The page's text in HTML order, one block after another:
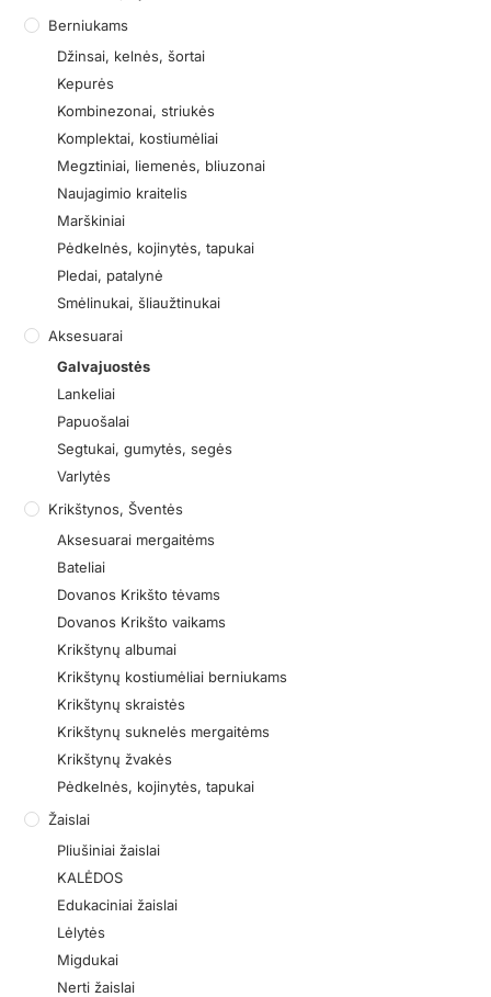
Berniukams
Džinsai, kelnės, šortai
Kepurės
Kombinezonai, striukės
Komplektai, kostiumėliai
Megztiniai, liemenės, bliuzonai
Naujagimio kraitelis
Marškiniai
Pėdkelnės, kojinytės, tapukai
Pledai, patalynė
Smėlinukai, šliaužtinukai
Aksesuarai
Galvajuostės
Lankeliai
Papuošalai
Segtukai, gumytės, segės
Varlytės
Krikštynos, Šventės
Aksesuarai mergaitėms
Bateliai
Dovanos Krikšto tėvams
Dovanos Krikšto vaikams
Krikštynų albumai
Krikštynų kostiumėliai berniukams
Krikštynų skraistės
Krikštynų suknelės mergaitėms
Krikštynų žvakės
Pėdkelnės, kojinytės, tapukai
Žaislai
Pliušiniai žaislai
KALĖDOS
Edukaciniai žaislai
Lėlytės
Migdukai
Nerti žaislai